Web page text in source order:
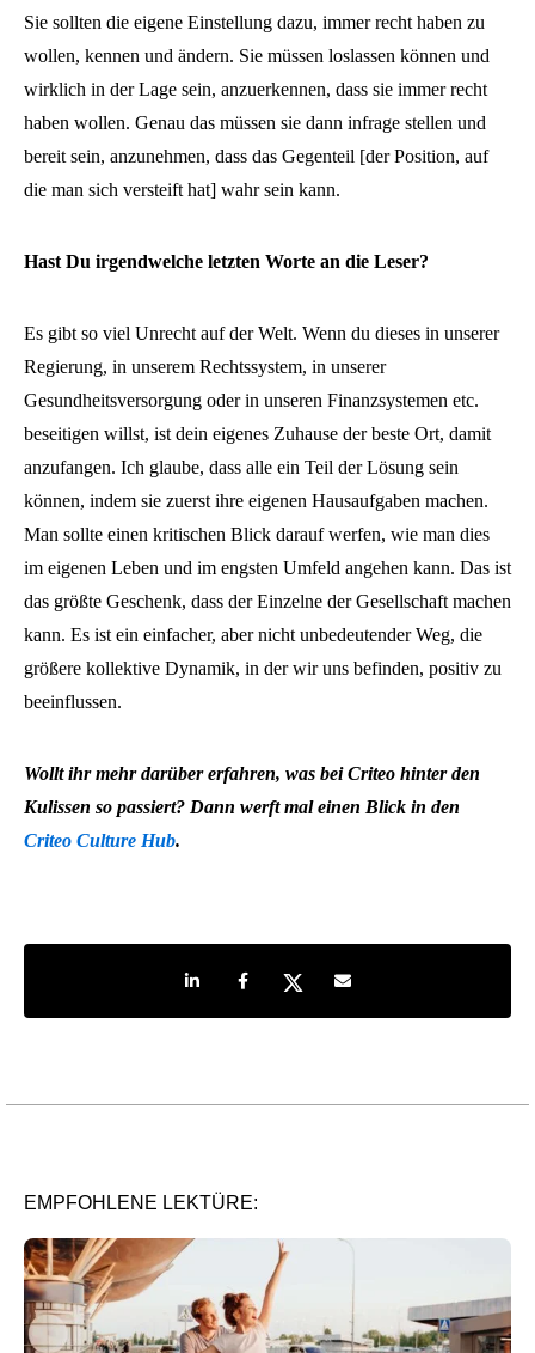
Sie sollten die eigene Einstellung dazu, immer recht haben zu
wollen, kennen und ändern. Sie müssen loslassen können und
wirklich in der Lage sein, anzuerkennen, dass sie immer recht
haben wollen. Genau das müssen sie dann infrage stellen und
bereit sein, anzunehmen, dass das Gegenteil [der Position, auf
die man sich versteift hat] wahr sein kann.
Hast Du irgendwelche letzten Worte an die Leser?
Es gibt so viel Unrecht auf der Welt. Wenn du dieses in unserer
Regierung, in unserem Rechtssystem, in unserer
Gesundheitsversorgung oder in unseren Finanzsystemen etc.
beseitigen willst, ist dein eigenes Zuhause der beste Ort, damit
anzufangen. Ich glaube, dass alle ein Teil der Lösung sein
können, indem sie zuerst ihre eigenen Hausaufgaben machen.
Man sollte einen kritischen Blick darauf werfen, wie man dies
im eigenen Leben und im engsten Umfeld angehen kann. Das ist
das größte Geschenk, dass der Einzelne der Gesellschaft machen
kann. Es ist ein einfacher, aber nicht unbedeutender Weg, die
größere kollektive Dynamik, in der wir uns befinden, positiv zu
beeinflussen.
Wollt ihr mehr darüber erfahren, was bei Criteo hinter den
Kulissen so passiert? Dann werft mal einen Blick in den
Criteo Culture Hub.
Share on LinkedIn
Share on Facebook
Share on TwitterShare by e-mail
EMPFOHLENE LEKTÜRE: